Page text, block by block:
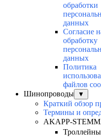
обработки
данных
Согласие
обработку
данных
Политика
файлов
Шинопроводы
▼
Краткий обзор
Термины и
AKAPP-